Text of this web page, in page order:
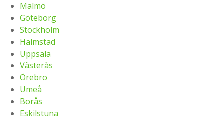
Malmö
Göteborg
Stockholm
Halmstad
Uppsala
Västerås
Örebro
Umeå
Borås
Eskilstuna